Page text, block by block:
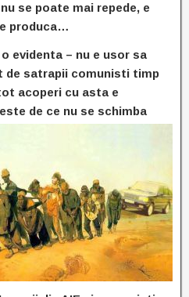
se poate mai repede, e
produca…
evidenta – nu e usor sa
satrapii comunisti timp
acoperi cu asta e
de ce nu se schimba